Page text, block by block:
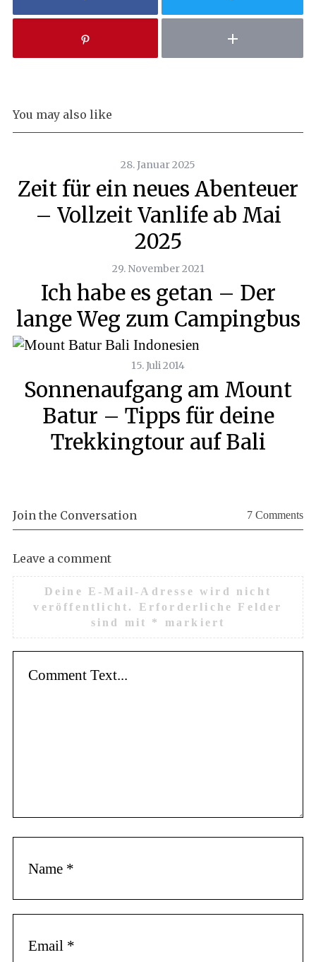
You may also like
28. Januar 2025
Zeit für ein neues Abenteuer
– Vollzeit Vanlife ab Mai
2025
29. November 2021
Ich habe es getan – Der
lange Weg zum Campingbus
15. Juli 2014
Sonnenaufgang am Mount
Batur – Tipps für deine
Trekkingtour auf Bali
Join the Conversation 7 Comments
Leave a comment
Deine E-Mail-Adresse wird nicht
veröffentlicht.
Erforderliche Felder
sind mit * markiert